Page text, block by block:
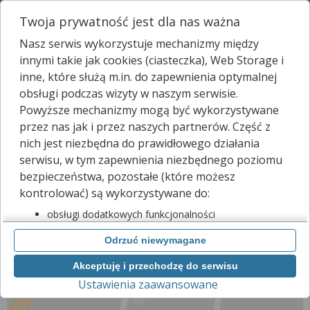
Wpisz nazwę leku
leków w11 122aptekach
Znajdź i zarezerwuj lek w najbliższej aptece!
Znajdź teraz najbliższe apteki
APTEKA LAWENDA 2
Osielsko, Centralna 5a Id apteki: 896 102
Znajdź leki w okolicy i zarezerwuj
Zgłoś nieistniejącą aptekę
Twoja prywatność jest dla nas ważna
Nasz serwis wykorzystuje mechanizmy między
innymi takie jak cookies (ciasteczka), Web Storage i
inne, które służą m.in. do zapewnienia optymalnej
obsługi podczas wizyty w naszym serwisie.
Powyższe mechanizmy mogą być wykorzystywane
przez nas jak i przez naszych partnerów. Część z
nich jest niezbędna do prawidłowego działania
serwisu, w tym zapewnienia niezbędnego poziomu
bezpieczeństwa, pozostałe (które możesz
kontrolować) są wykorzystywane do:
obsługi dodatkowych funkcjonalności
usprawniających działanie naszego serwisu,
analizy tego, w jaki sposób korzystasz z naszej
strony,
marketingu bezpośredniego i wyświetlania reklam, w
tym reklam spersonalizowanych,
udostępniania funkcji mediów społecznościowych.
Odrzuć niewymagane
Akceptuję i przechodzę do serwisu
Ustawienia zaawansowane